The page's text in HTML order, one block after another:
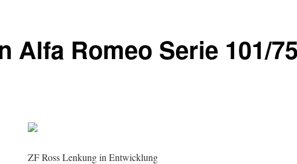
Alfa Romeo Serie 101/
ZF Ross Lenkung in Entwicklung